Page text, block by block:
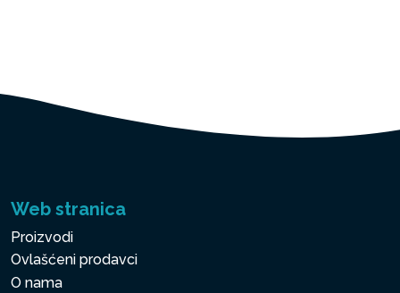
Web stranica
Proizvodi
Ovlašćeni prodavci
O nama